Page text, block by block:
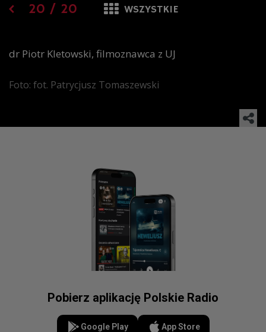
20 / 20 WSZYSTKIE
dr Piotr Kletowski, filmoznawca z UJ
Foto: fot. Patrycjusz Tomaszewski
Pobierz aplikację Polskie Radio
Google Play App Store